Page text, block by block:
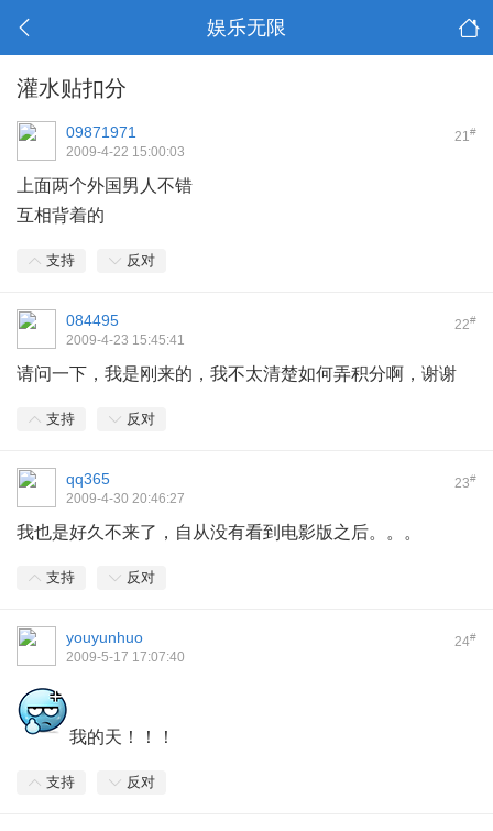
娱乐无限
灌水贴扣分
21#
09871971
2009-4-22 15:00:03
上面两个外国男人不错
互相背着的
支持 反对
22#
084495
2009-4-23 15:45:41
请问一下，我是刚来的，我不太清楚如何弄积分啊，谢谢
支持 反对
23#
qq365
2009-4-30 20:46:27
我也是好久不来了，自从没有看到电影版之后。。。
支持 反对
24#
youyunhuo
2009-5-17 17:07:40
我的天！！！
支持 反对